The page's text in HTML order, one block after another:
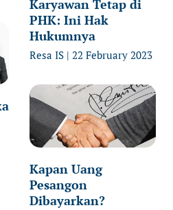
Karyawan Tetap di
PHK: Ini Hak
Hukumnya
Resa IS 22 February 2023
Kapan Uang
Pesangon
Dibayarkan?